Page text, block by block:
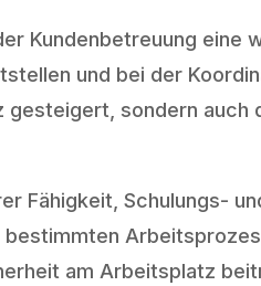
Kundenbetreuung eine
und bei der
sondern
Fähigkeit, Schulungs-
am Arbeitsplatz